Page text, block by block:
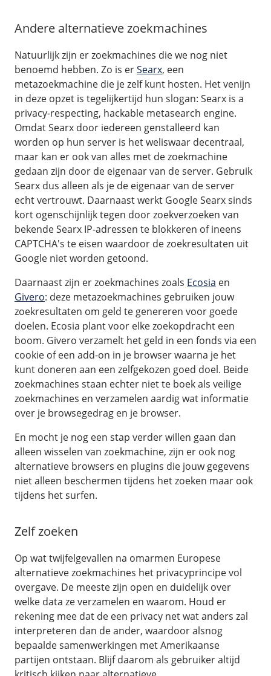
Andere alternatieve zoekmachines
Natuurlijk zijn er zoekmachines die we nog niet
benoemd hebben. Zo is erSearx, een
metazoekmachine die je zelf kunt hosten. Het venijn
in deze opzet is tegelijkertijd hun slogan: Searx is a
privacy-respecting, hackable metasearch engine.
Omdat Searx door iedereen genstalleerd kan
worden op hun server is het weliswaar decentraal,
maar kan er ook van alles met de zoekmachine
gedaan zijn door de eigenaar van de server. Gebruik
Searx dus alleen als je de eigenaar van de server
echt vertrouwt. Daarnaast werkt Google Searx sinds
kort ogenschijnlijk tegen door zoekverzoeken van
bekende Searx IP-adressen te blokkeren of ineens
CAPTCHA's te eisen waardoor de zoekresultaten uit
Google niet worden getoond.
Daarnaast zijn er zoekmachines zoals Ecosia en
Givero: deze metazoekmachines gebruiken jouw
zoekresultaten om geld te genereren voor goede
doelen. Ecosia plant voor elke zoekopdracht een
boom. Givero verzamelt het geld in een fonds via een
cookie of een add-on in je browser waarna je het
kunt doneren aan een zelfgekozen goed doel. Beide
zoekmachines staan echter niet te boek als veilige
zoekmachines en verzamelen aardig wat informatie
over je browsegedrag en je browser.
En mocht je nog een stap verder willen gaan dan
alleen wisselen van zoekmachine, zijn er ook nog
alternatieve browsers en plugins die jouw gegevens
niet alleen beschermen tijdens het zoeken maar ook
tijdens het surfen.
Zelf zoeken
Op wat twijfelgevallen na omarmen Europese
alternatieve zoekmachines het privacyprincipe vol
overgave. De meeste zijn open en duidelijk over
welke data ze verzamelen en waarom. Houd er
rekening mee dat de een privacy net wat anders zal
interpreteren dan de ander, waardoor alsnog
bepaalde samenwerkingen met Amerikaanse
partijen ontstaan. Blijf daarom als gebruiker altijd